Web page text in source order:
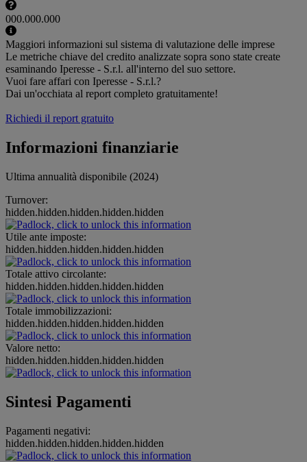
000.000.000
Maggiori informazioni sul sistema di valutazione delle imprese
Le metriche chiave del credito analizzate sopra sono state create
esaminando Iperesse - S.r.l. all'interno del suo settore.
Vuoi fare affari con Iperesse - S.r.l.?
Dai un'occhiata al report completo gratuitamente!
Richiedi il report gratuito
Informazioni finanziarie
Ultima annualità disponibile (2024)
Turnover:
hidden.hidden.hidden.hidden.hidden
Utile ante imposte:
hidden.hidden.hidden.hidden.hidden
Totale attivo circolante:
hidden.hidden.hidden.hidden.hidden
Totale immobilizzazioni:
hidden.hidden.hidden.hidden.hidden
Valore netto:
hidden.hidden.hidden.hidden.hidden
Sintesi Pagamenti
Pagamenti negativi:
hidden.hidden.hidden.hidden.hidden